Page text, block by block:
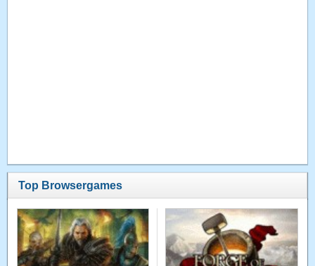
Top Browsergames